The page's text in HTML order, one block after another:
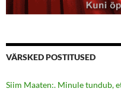
VÄRSKED POSTITUSED
Siim Maaten:. Minule tundub,